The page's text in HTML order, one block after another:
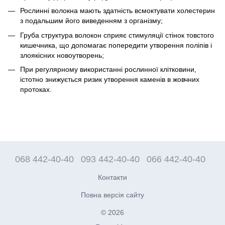
Рослинні волокна мають здатність всмоктувати холестерин
з подальшим його виведенням з організму;
Груба структура волокон сприяє стимуляції стінок товстого
кишечника, що допомагає попередити утворення поліпів і
злоякісних новоутворень;
При регулярному використанні рослинної клітковини,
істотно знижується ризик утворення каменів в жовчних
протоках.
068 442-40-40 093 442-40-40 066 442-40-40
Контакти
Повна версія сайту
© 2026